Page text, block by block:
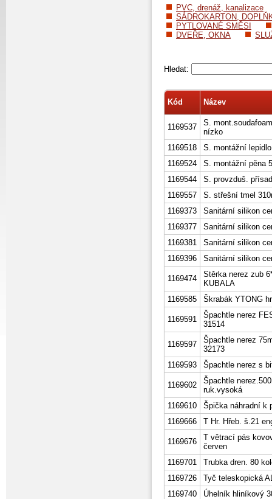
PVC, drenáž, kanalizace
SÁDROKARTON,
PYTLOVANÉ SMĚSI
DVEŘE, OKNA
Hledat:
Kód Název
1169537
S.
nízko
1169518
S. montážní
1169524
S. montážní pěna
1169544
S. provzduš.
1169557
S. střešní tmel
1169373
Sanitární silikon
1169377
Sanitární silikon
1169381
Sanitární silikon
1169396
Sanitární silikon
1169474
Stěrka nerez zub
KUBALA
1169585
Škrabák YTONG
1169591
Špachtle nerez
31514
1169597
Špachtle nerez
32173
1169593
Špachtle nerez s
1169602
Špachtle
ruk.vysoká
1169610
Špička náhradní k
1169666
T Hr. Hřeb. š.21
1169676
T větrací pás
červen
1169701
Trubka dren. 80
1169726
Tyč teleskopická
1169740
Úhelník hliníkový